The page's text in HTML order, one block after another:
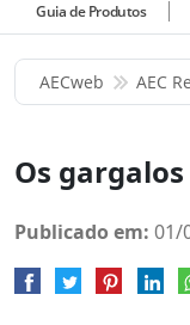
Guia de Produtos
AECweb AEC
Os
Publicado em: 01/